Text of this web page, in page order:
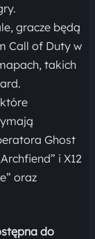
gracze będą
Call of Duty w
takich
Ghost
i X12
oraz
do